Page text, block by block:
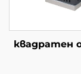
квадратен